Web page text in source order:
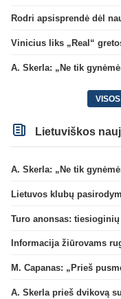
Rodri apsisprendė dėl
Vinicius liks „Real“
A. Skerla: „Ne tik
Lietuviškos
A. Skerla: „Ne tik
Turo anonsas:
Informacija žiūrovams